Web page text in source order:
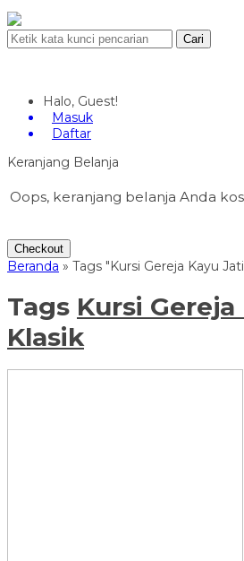
Cari
Halo, Guest!
Masuk
Daftar
Keranjang Belanja
Oops, keranjang belanja Anda
Checkout
Beranda » Tags "Kursi Gereja Kayu
Tags Kursi
Klasik